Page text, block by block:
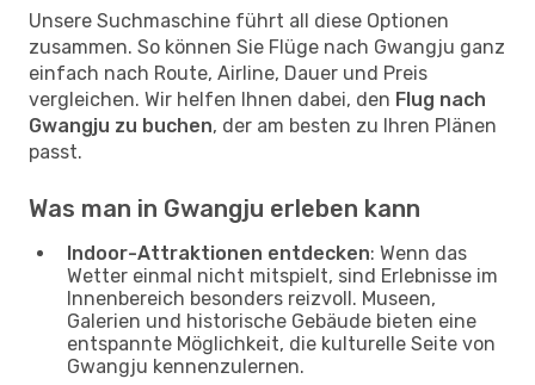
Unsere Suchmaschine führt all diese Optionen
zusammen. So können Sie Flüge nach Gwangju ganz
einfach nach Route, Airline, Dauer und Preis
vergleichen. Wir helfen Ihnen dabei, den Flug nach
Gwangju zu buchen, der am besten zu Ihren Plänen
passt.
Was man in Gwangju erleben kann
Indoor-Attraktionen entdecken: Wenn das
Wetter einmal nicht mitspielt, sind Erlebnisse im
Innenbereich besonders reizvoll. Museen,
Galerien und historische Gebäude bieten eine
entspannte Möglichkeit, die kulturelle Seite von
Gwangju kennenzulernen.